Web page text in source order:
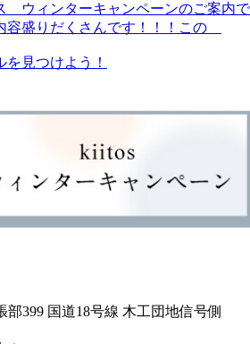
ウィンターキャンペーンのご案内で
容盛りだくさんです！！！この
部399 国道18号線 木工団地信号側